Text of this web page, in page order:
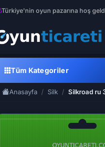
Türkiye'nin oyun pazarına hoş
Tüm Kategoriler
Anasayfa Silk Silkroad ru